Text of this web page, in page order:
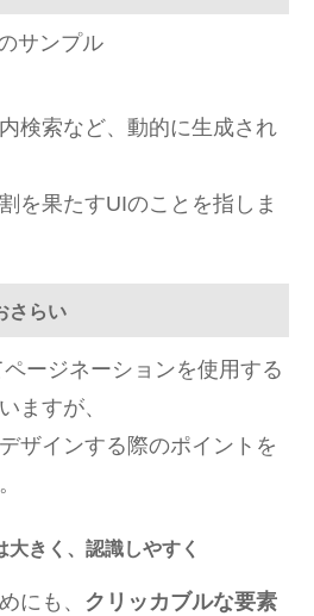
検索など、動的に生成され
を果たすUIのことを指しま
さらい
ージネーションを使用する
ますが、
ザインする際のポイントを
きく、認識しやすく
にも、 クリッカブルな要素